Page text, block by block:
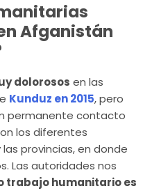
Afganistán
dolorosos en las
Kunduz en 2015, pero
permanente contacto
los diferentes
provincias, en donde
Las autoridades nos
trabajo humanitario es